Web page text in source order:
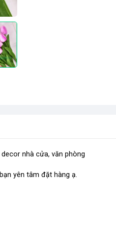
nhà cửa, văn phòng
yên tâm đặt hàng ạ.